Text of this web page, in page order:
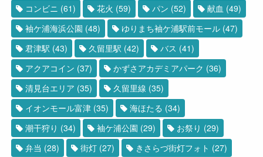
コンビニ (61) 花火 (59) パン (52) 献血 (49)
袖ケ浦海浜公園 (48) ゆりまち袖ケ浦駅前モール (47)
君津駅 (43) 久留里駅 (42) バス (41)
アクアコイン (37) かずさアカデミアパーク (36)
清見台エリア (35) 久留里線 (35)
イオンモール富津 (35) 海ほたる (34)
潮干狩り (34) 袖ケ浦公園 (29) お祭り (29)
弁当 (28) 街灯 (27) きさらづ街灯フォト (27)